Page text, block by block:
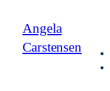
Angela
Carstensen